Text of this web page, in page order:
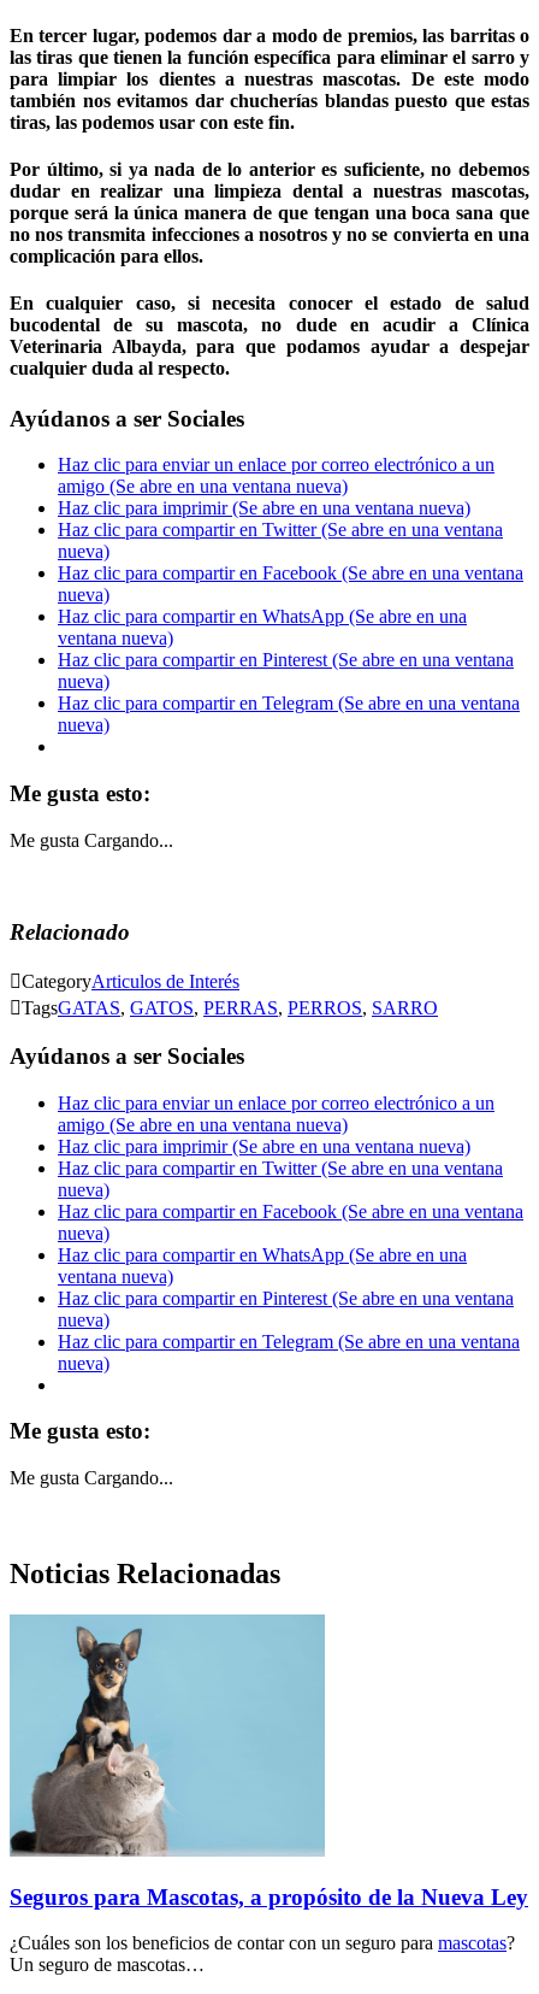
En tercer lugar, podemos dar a modo de premios, las barritas o
las tiras que tienen la función específica para eliminar el sarro y
para limpiar los dientes a nuestras mascotas. De este modo
también nos evitamos dar chucherías blandas puesto que estas
tiras, las podemos usar con este fin.
Por último, si ya nada de lo anterior es suficiente, no debemos
dudar en realizar una limpieza dental a nuestras mascotas,
porque será la única manera de que tengan una boca sana que
no nos transmita infecciones a nosotros y no se convierta en una
complicación para ellos.
En cualquier caso, si necesita conocer el estado de salud
bucodental de su mascota, no dude en acudir a Clínica
Veterinaria Albayda, para que podamos ayudar a despejar
cualquier duda al respecto.
Ayúdanos a ser Sociales
Haz clic para enviar un enlace por correo electrónico a un
amigo (Se abre en una ventana nueva)
Haz clic para imprimir (Se abre en una ventana nueva)
Haz clic para compartir en Twitter (Se abre en una ventana
nueva)
Haz clic para compartir en Facebook (Se abre en una ventana
nueva)
Haz clic para compartir en WhatsApp (Se abre en una
ventana nueva)
Haz clic para compartir en Pinterest (Se abre en una ventana
nueva)
Haz clic para compartir en Telegram (Se abre en una ventana
nueva)
Me gusta esto:
Me gusta Cargando...
Relacionado
CategoryArticulos de Interés
TagsGATAS, GATOS, PERRAS, PERROS, SARRO
Ayúdanos a ser Sociales
Haz clic para enviar un enlace por correo electrónico a un
amigo (Se abre en una ventana nueva)
Haz clic para imprimir (Se abre en una ventana nueva)
Haz clic para compartir en Twitter (Se abre en una ventana
nueva)
Haz clic para compartir en Facebook (Se abre en una ventana
nueva)
Haz clic para compartir en WhatsApp (Se abre en una
ventana nueva)
Haz clic para compartir en Pinterest (Se abre en una ventana
nueva)
Haz clic para compartir en Telegram (Se abre en una ventana
nueva)
Me gusta esto:
Me gusta Cargando...
Noticias Relacionadas
Seguros para Mascotas, a propósito de la Nueva Ley
¿Cuáles son los beneficios de contar con un seguro para mascotas?
Un seguro de mascotas…